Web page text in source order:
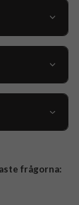
frågorna: